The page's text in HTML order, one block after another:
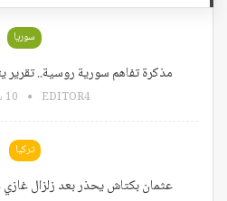
سوريا
مذكرة تفاهم سورية روسية..
EDITOR4 10 ساعات منذ
تركيا
عثمان بكتاش يحذر بعد زلزال غازي عنتاب: 6